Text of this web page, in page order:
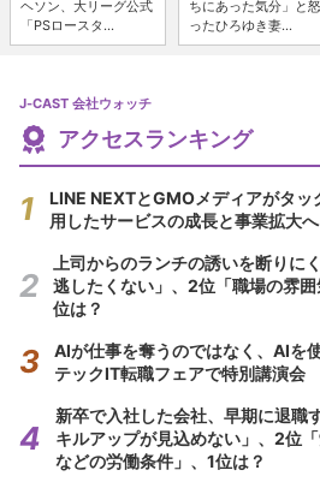
ヘソン、大リーグ公式
「PSロースタ...
ちにあった気分」と怒
ったひろゆき妻...
J-CAST 会社ウォッチ
アクセスランキング
LINE NEXTとGMOメディアがタ
用したサービスの成長と事業拡大へ
上司からのランチの誘いを断り
逃したくない」、2位「職場の雰
位は？
AIが仕事を奪うのではなく、AI
テックIT転職フェアで特別講演会
新卒で入社した会社、早期に退
キルアップが見込めない」、2位
などの労働条件」、1位は？